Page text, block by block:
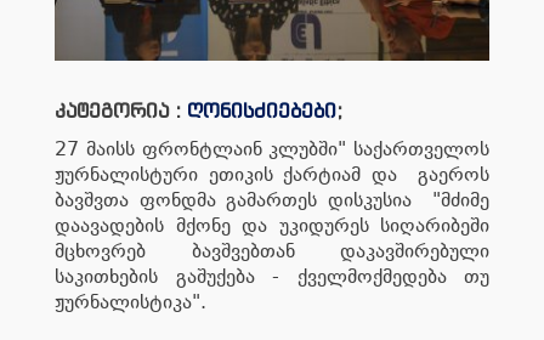
კატეგორია : ღონისძიებები;
27 მაისს ფრონტლაინ კლუბში" საქართველოს
ჟურნალისტური ეთიკის ქარტიამ და გაეროს
ბავშვთა ფონდმა გამართეს დისკუსია "მძიმე
დაავადების მქონე და უკიდურეს სიღარიბეში
მცხოვრებ ბავშვებთან დაკავშირებული
საკითხების გაშუქება - ქველმოქმედება თუ
ჟურნალისტიკა".